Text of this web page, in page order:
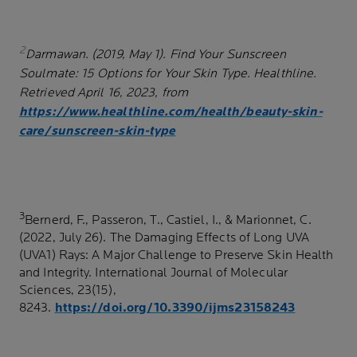
2Darmawan. (2019, May 1). Find Your Sunscreen
Soulmate: 15 Options for Your Skin Type. Healthline.
Retrieved April 16, 2023, from
https://www.healthline.com/health/beauty-skin-
care/sunscreen-skin-type
3Bernerd, F., Passeron, T., Castiel, I., & Marionnet, C.
(2022, July 26). The Damaging Effects of Long UVA
(UVA1) Rays: A Major Challenge to Preserve Skin Health
and Integrity. International Journal of Molecular
Sciences, 23(15),
8243. https://doi.org/10.3390/ijms23158243